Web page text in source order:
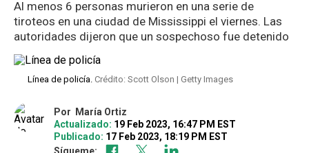
Al menos 6 personas murieron en una serie de
tiroteos en una ciudad de Mississippi el viernes. Las
autoridades dijeron que un sospechoso fue detenido
Línea de policía. Crédito: Scott Olson | Getty Images
Por
María Ortiz
Actualizado: 19 Feb 2023, 16:47 PM EST
Publicado: 17 Feb 2023, 18:19 PM EST
Sígueme: